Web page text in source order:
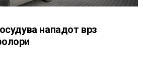
нападот врз